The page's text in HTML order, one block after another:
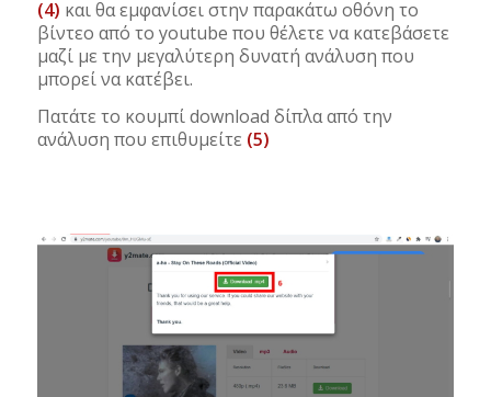
(4) και θα εμφανίσει στην παρακάτω οθόνη το
βίντεο από το youtube που θέλετε να κατεβάσετε
μαζί με την μεγαλύτερη δυνατή ανάλυση που
μπορεί να κατέβει.
Πατάτε το κουμπί download δίπλα από την
ανάλυση που επιθυμείτε (5)